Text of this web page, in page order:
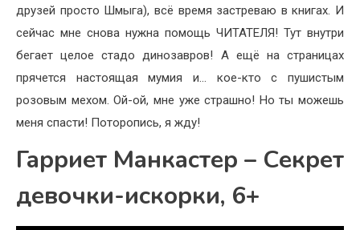
друзей просто Шмыга), всё время застреваю в книгах. И
сейчас мне снова нужна помощь ЧИТАТЕЛЯ! Тут внутри
бегает целое стадо динозавров! А ещё на страницах
прячется настоящая мумия и… кое-кто с пушистым
розовым мехом. Ой-ой, мне уже страшно! Но ты можешь
меня спасти! Поторопись, я жду!
Гарриет Манкастер – Секрет
девочки-искорки, 6+